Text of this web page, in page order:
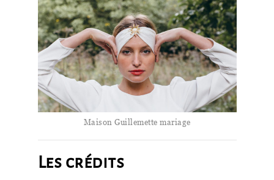
Maison Guillemette mariage
Les crédits